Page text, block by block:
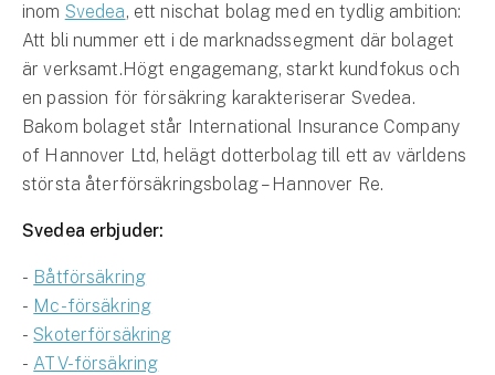
inom Svedea, ett nischat bolag med en tydlig ambition:
Att bli nummer ett i de marknadssegment där bolaget
är verksamt.Högt engagemang, starkt kundfokus och
en passion för försäkring karakteriserar Svedea.
Bakom bolaget står International Insurance Company
of Hannover Ltd, helägt dotterbolag till ett av världens
största återförsäkringsbolag – Hannover Re.
Svedea erbjuder:
- Båtförsäkring
- Mc-försäkring
-Skoterförsäkring
- ATV-försäkring